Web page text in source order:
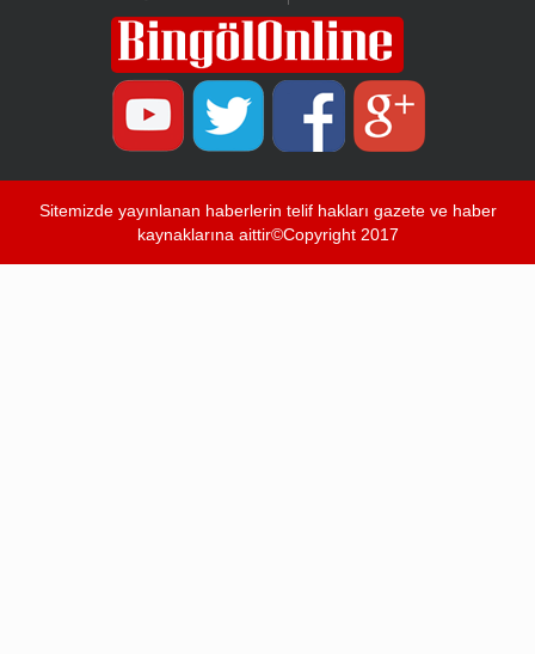
Sitemizde yayınlanan haberlerin telif hakları gazete ve haber
kaynaklarına aittir©Copyright 2017